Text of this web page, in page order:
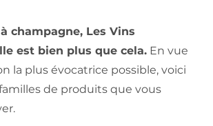
champagne, Les Vins
est bien plus que cela. En vue
la plus évocatrice possible, voici
de produits que vous